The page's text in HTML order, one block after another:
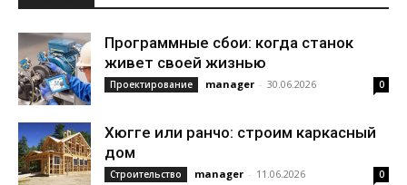
Программные сбои: когда станок
живет своей жизнью
Проектирование manager - 30.06.2026 0
Хюгге или ранчо: строим каркасный
дом
Строительство manager - 11.06.2026 0